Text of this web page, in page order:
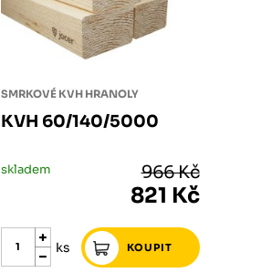
SMRKOVÉ KVH HRANOLY
KVH 60/140/5000
skladem 966 Kč
821 Kč
ks